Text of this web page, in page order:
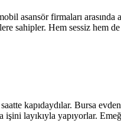
asansör firmaları arasında
sahipler. Hem sessiz hem
kapıdaydılar. Bursa
işini layıkıyla yapıyorlar.